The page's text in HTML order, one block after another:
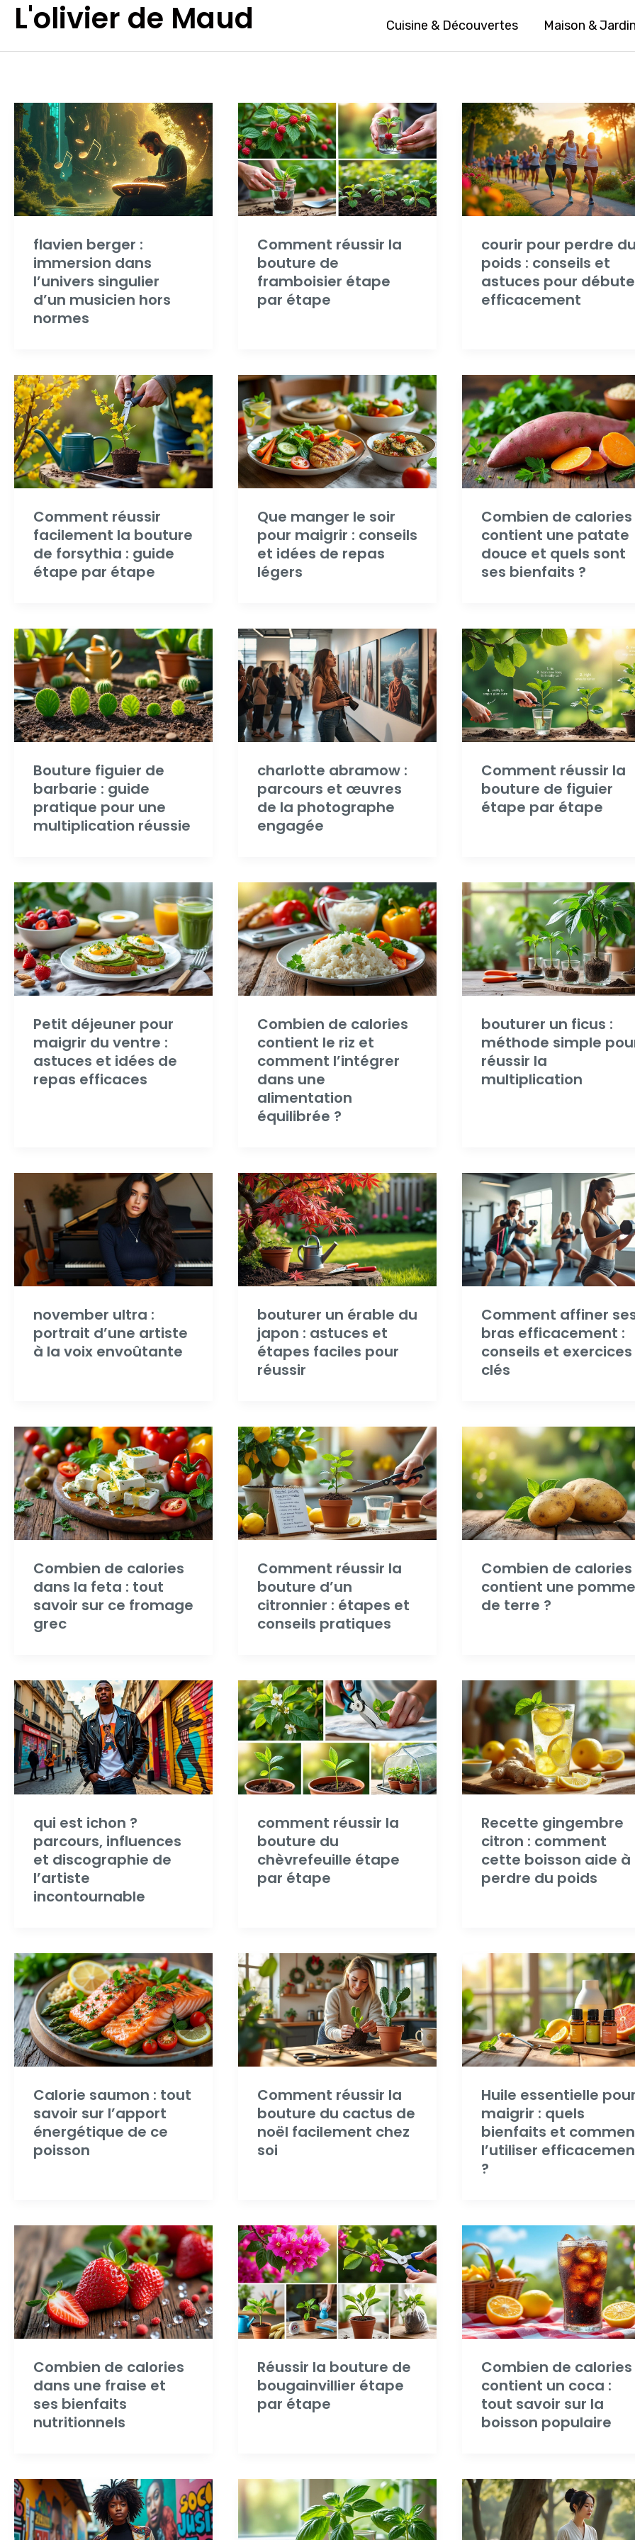
AllerL'olivier de Maud Cuisine & Découvertes Maison &
flavien berger :
immersion dans
l’univers singulier
d’un musicien hors
normes
Comment réussir la
bouture de
framboisier étape
par étape
courir pour perdre
poids : conseils et
astuces pour
efficacement
Comment réussir
facilement la bouture
de forsythia : guide
étape par étape
Que manger le soir
pour maigrir : conseils
et idées de repas
légers
Combien de calories
contient une patate
douce et quels sont
ses bienfaits ?
Bouture figuier de
barbarie : guide
pratique pour une
multiplication réussie
charlotte abramow :
parcours et œuvres
de la photographe
engagée
Comment réussir la
bouture de figuier
étape par étape
Petit déjeuner pour
maigrir du ventre :
astuces et idées de
repas efficaces
Combien de calories
contient le riz et
comment l’intégrer
dans une
alimentation
équilibrée ?
bouturer un ficus :
méthode simple
réussir la
multiplication
november ultra :
portrait d’une artiste
à la voix envoûtante
bouturer un érable du
japon : astuces et
étapes faciles pour
réussir
Comment affiner
bras efficacement :
conseils et exercices
clés
Combien de calories
dans la feta : tout
savoir sur ce fromage
grec
Comment réussir la
bouture d’un
citronnier : étapes et
conseils pratiques
Combien de calories
contient une
de terre ?
qui est ichon ?
parcours, influences
et discographie de
l’artiste
incontournable
comment réussir la
bouture du
chèvrefeuille étape
par étape
Recette gingembre
citron : comment
cette boisson aide à
perdre du poids
Calorie saumon : tout
savoir sur l’apport
énergétique de ce
poisson
Comment réussir la
bouture du cactus de
noël facilement chez
soi
Huile essentielle
maigrir : quels
bienfaits et
l’utiliser
?
Combien de calories
dans une fraise et
ses bienfaits
nutritionnels
Réussir la bouture de
bougainvillier étape
par étape
Combien de calories
contient un coca :
tout savoir sur la
boisson populaire